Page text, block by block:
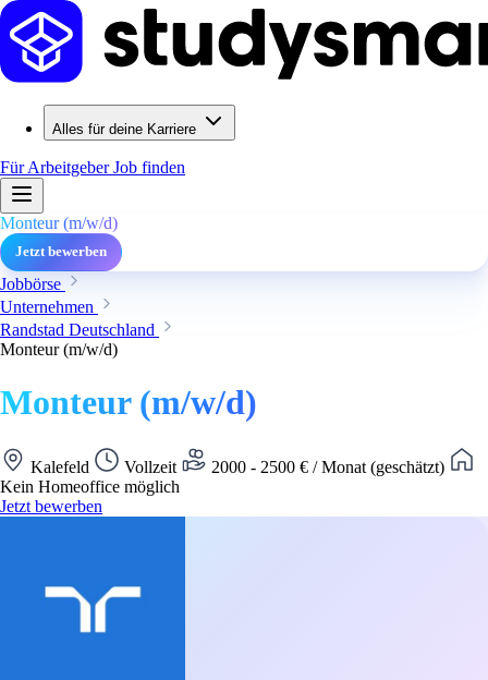
Alles für deine Karriere
Für ArbeitgeberJob finden
Monteur (m/w/d)
Jetzt bewerben
Jobbörse
Unternehmen
Randstad Deutschland
Monteur (m/w/d)
Monteur (m/w/d)
Kalefeld Vollzeit
2000 - 2500 € / Monat (geschätzt)
Kein Homeoffice möglich
Jetzt bewerben